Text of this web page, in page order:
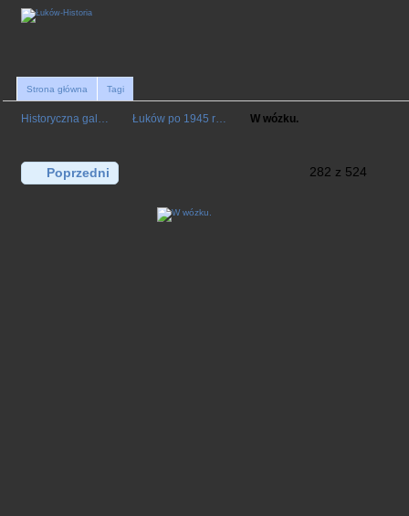
Strona główna Tagi
Historyczna gal… Łuków po 1945 r… W wózku.
Poprzedni 282 z 524